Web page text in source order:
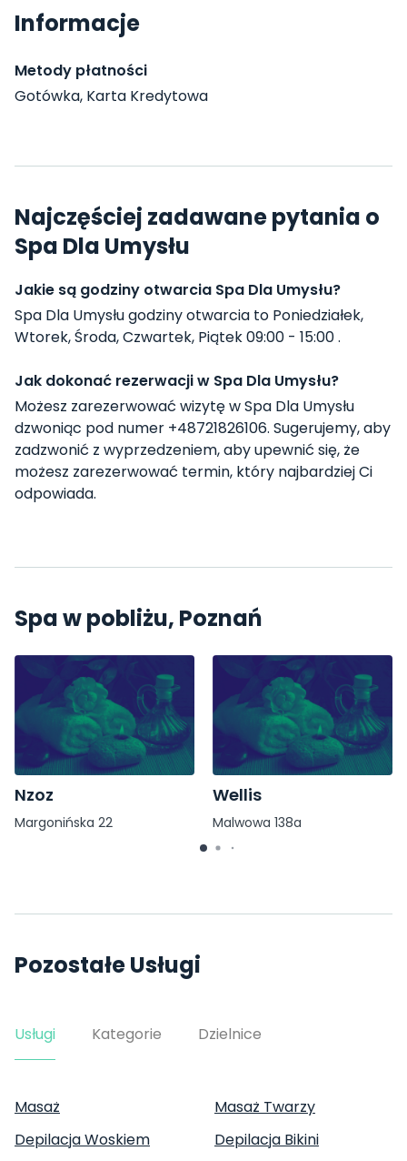
Informacje
Metody płatności
Gotówka, Karta Kredytowa
Najczęściej zadawane pytania o
Spa Dla Umysłu
Jakie są godziny otwarcia Spa Dla Umysłu?
Spa Dla Umysłu godziny otwarcia to Poniedziałek,
Wtorek, Środa, Czwartek, Piątek 09:00 - 15:00 .
Jak dokonać rezerwacji w Spa Dla Umysłu?
Możesz zarezerwować wizytę w Spa Dla Umysłu
dzwoniąc pod numer +48721826106. Sugerujemy, aby
zadzwonić z wyprzedzeniem, aby upewnić się, że
możesz zarezerwować termin, który najbardziej Ci
odpowiada.
Spa w pobliżu, Poznań
Nzoz
Margonińska 22
Wellis
Malwowa 138a
Pozostałe Usługi
Usługi Kategorie Dzielnice
Masaż
Masaż Twarzy
Depilacja Woskiem
Depilacja Bikini